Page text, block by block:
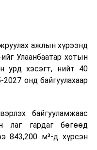
хангах зэрэг
хөтөлбөрт тусгажээ.
асуулт-хариулт,
ажиллах дасгал,
дадлага зэрэг
зохион байгуулж
ажлын хүрээнд
Улаанбаатар хотын
урд хэсэгт, нийт 40
онд байгуулахаар
байгууламжаас
лаг гардаг бөгөөд
843,200 м³-д хүрсэн